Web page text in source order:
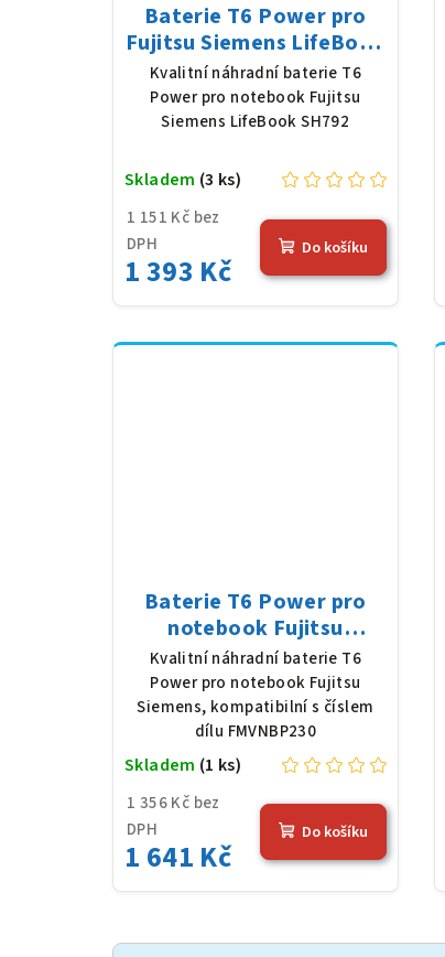
Baterie T6 Power pro
Fujitsu Siemens LifeBook
SH792, Li-Ion, 10,8 V,
5200 mAh (56 Wh), černá
Kvalitní náhradní baterie T6
Power pro notebook Fujitsu
Siemens LifeBook SH792
1 151 Kč bez
DPH
1 393 Kč
Skladem (3 ks)
Do košíku
Baterie T6 Power pro
notebook Fujitsu
Siemens FMVNBP230, Li-
Poly, 14,8 V, 3240 mAh
(48 Wh), šedá
Kvalitní náhradní baterie T6
Power pro notebook Fujitsu
Siemens, kompatibilní s číslem
dílu FMVNBP230
1 356 Kč bez
DPH
1 641 Kč
Skladem (1 ks)
Do košíku